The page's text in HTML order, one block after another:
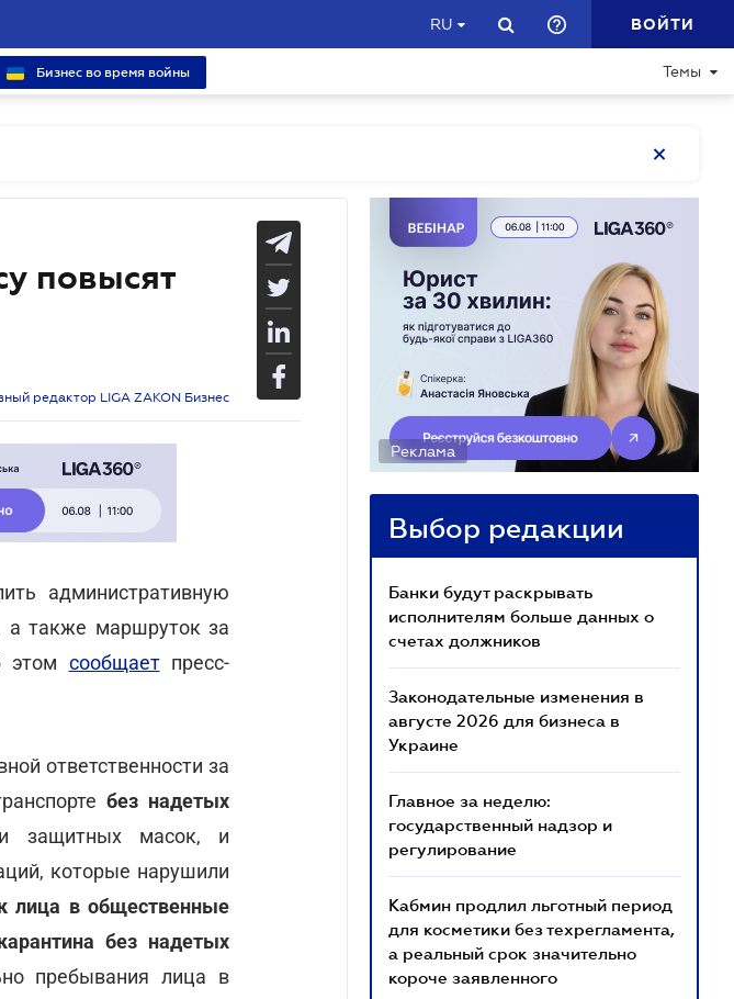
RU ВОЙТИ
Бизнес во время войны Темы
повысят
редактор LIGA ZAKON Бизнес
административную
а также маршруток за
этом сообщаетпресс-
ответственности за
без надетых
защитных масок, и
которые нарушили
лица в общественные
без надетых
пребывания лица в
Реклама
Выбор редакции
Банки будут раскрывать
исполнителям больше данных о
счетах должников
Законодательные изменения в
августе 2026 для бизнеса в
Украине
Главное за неделю:
государственный надзор и
регулирование
Кабмин продлил льготный период
для косметики без техрегламента,
а реальный срок значительно
короче заявленного